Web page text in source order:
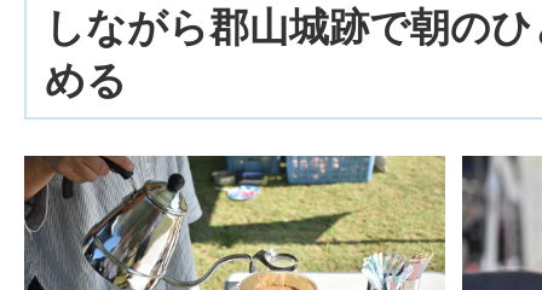
しながら郡山城跡で朝の
める